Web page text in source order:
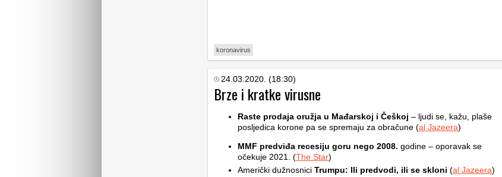
koronavirus
24.03.2020. (18:30)
Brze i kratke virusne
Raste prodaja oružja u Mađarskoj i Češkoj – ljudi se, kažu, plaše
posljedica korone pa se spremaju za obračune (al Jazeera)
MMF predviđa recesiju goru nego 2008. godine – oporavak se
očekuje 2021. (The Star)
Američki dužnosnici Trumpu: Ili predvodi, ili se skloni (al Jazeera)